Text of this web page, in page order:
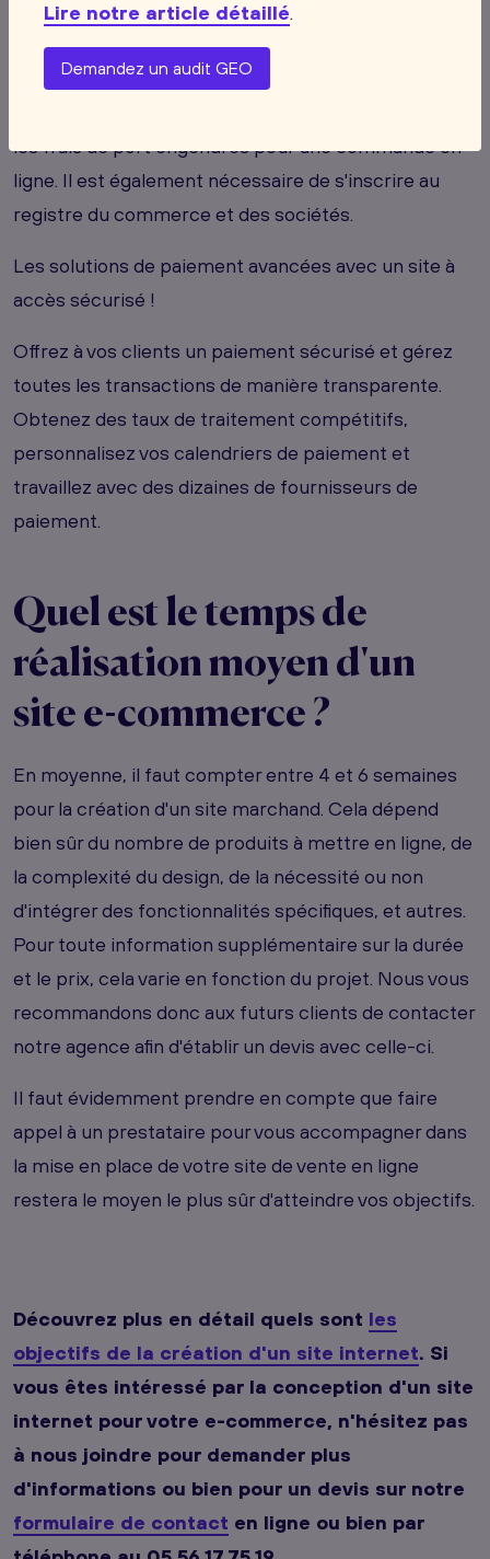
de bien définir la clientèle visée afin de s'adapter aux
besoins et aux attentes des consommateurs. Il est
également important pour ce genre de site
les frais de port engendrés pour une commande en
ligne. Il est également nécessaire de s'inscrire au
registre du commerce et des sociétés.
Les solutions de paiement avancées avec un site à
accès sécurisé !
Offrez à vos clients un paiement sécurisé et gérez
toutes les transactions de manière transparente.
Obtenez des taux de traitement compétitifs,
personnalisez vos calendriers de paiement et
travaillez avec des dizaines de fournisseurs de
paiement.
Quel est le temps de
réalisation moyen d'un
site e-commerce ?
En moyenne, il faut compter entre 4 et 6 semaines
pour la création d'un site marchand. Cela dépend
bien sûr du nombre de produits à mettre en ligne, de
la complexité du design, de la nécessité ou non
d'intégrer des fonctionnalités spécifiques, et autres.
Pour toute information supplémentaire sur la durée
et le prix, cela varie en fonction du projet. Nous vous
recommandons donc aux futurs clients de contacter
notre agence afin d'établir un devis avec celle-ci.
Il faut évidemment prendre en compte que faire
appel à un prestataire pour vous accompagner dans
la mise en place de votre site de vente en ligne
restera le moyen le plus sûr d'atteindre vos objectifs.
Découvrez plus en détail quels sont les
objectifs de la création d'un site internet. Si
vous êtes intéressé par la conception d'un site
internet pour votre e-commerce, n'hésitez pas
à nous joindre pour demander plus
d'informations ou bien pour un devis sur notre
formulaire de contact en ligne ou bien par
Lire notre article détaillé.
Demandez un audit GEO